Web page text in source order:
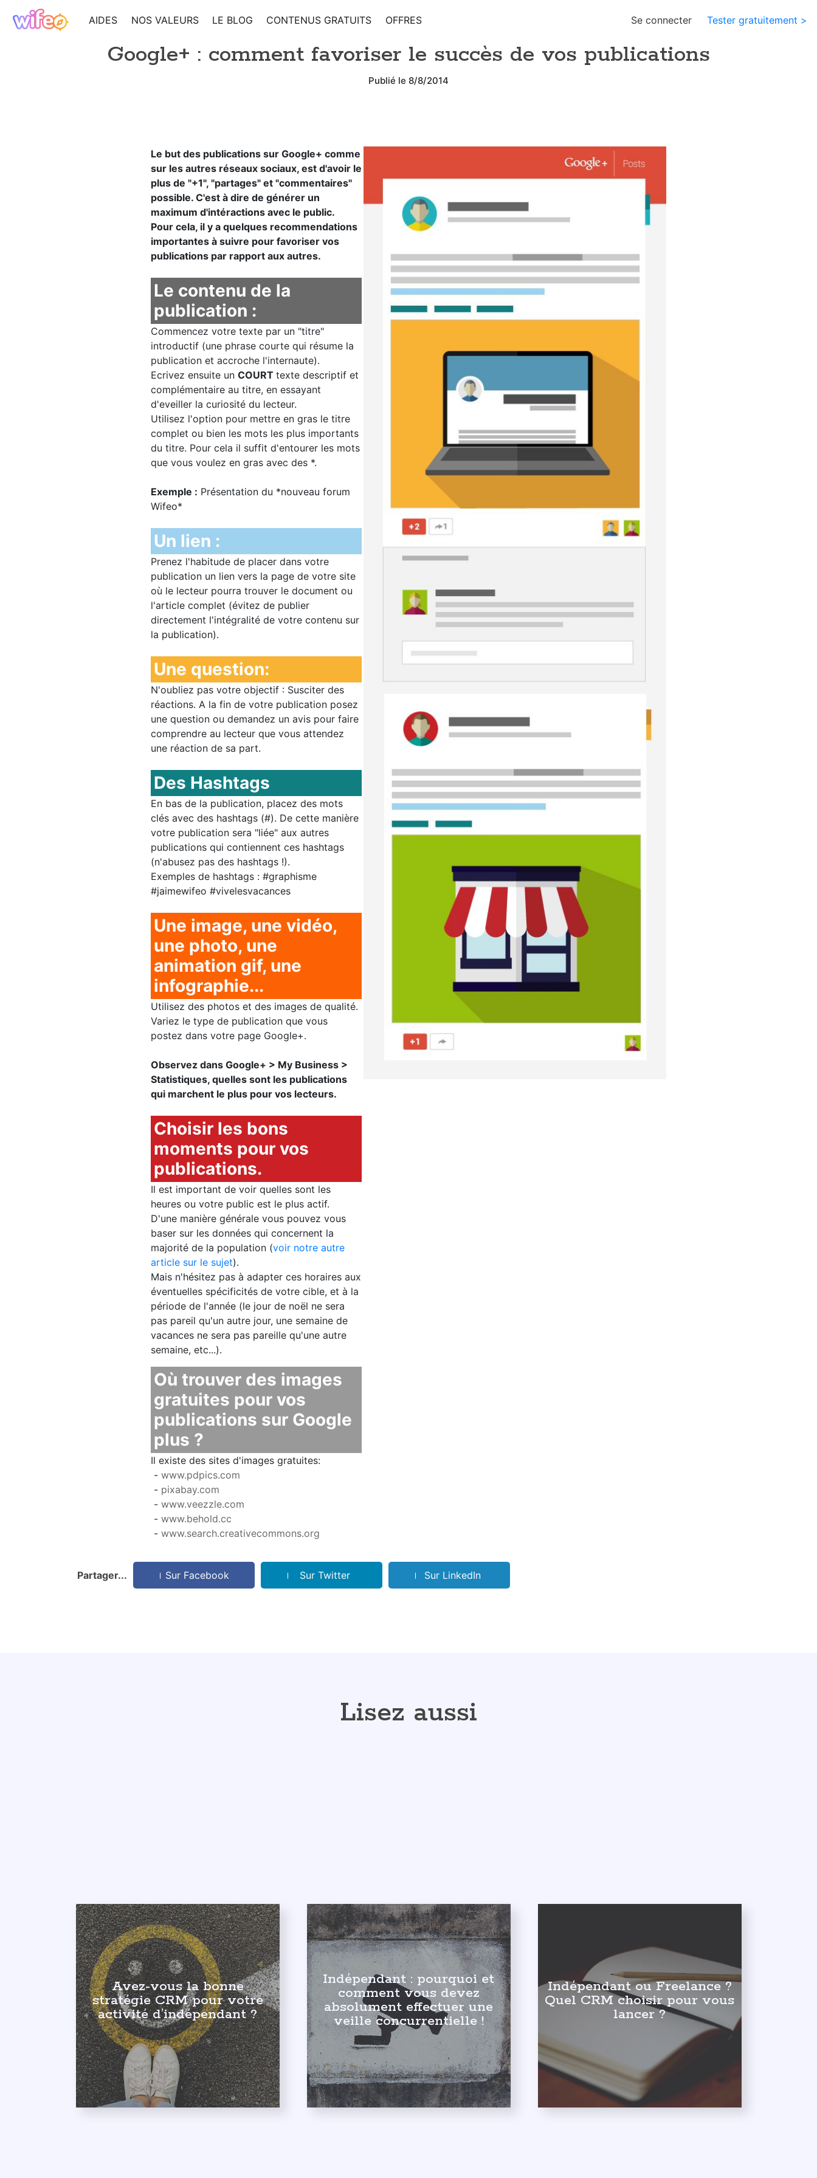
AIDES NOS VALEURS LE BLOG CONTENUS GRATUITS OFFRES Se connecter Tester gratuitement >
Google+ : comment favoriser le succès de vos publications
Publié le 8/8/2014
Le but des publications sur Google+ comme
sur les autres réseaux sociaux, est d'avoir le
plus de "+1", "partages" et "commentaires"
possible. C'est à dire de générer un
maximum d'intéractions avec le public.
Pour cela, il y a quelques recommendations
importantes à suivre pour favoriser vos
publications par rapport aux autres.
Le contenu de la
publication :
Commencez votre texte par un "titre"
introductif (une phrase courte qui résume la
publication et accroche l'internaute).
Ecrivez ensuite un COURT texte descriptif et
complémentaire au titre, en essayant
d'eveiller la curiosité du lecteur.
Utilisez l'option pour mettre en gras le titre
complet ou bien les mots les plus importants
du titre. Pour cela il suffit d'entourer les mots
que vous voulez en gras avec des *.
Exemple : Présentation du *nouveau forum
Wifeo*
Un lien :
Prenez l'habitude de placer dans votre
publication un lien vers la page de votre site
où le lecteur pourra trouver le document ou
l'article complet (évitez de publier
directement l'intégralité de votre contenu sur
la publication).
Une question:
N'oubliez pas votre objectif : Susciter des
réactions. A la fin de votre publication posez
une question ou demandez un avis pour faire
comprendre au lecteur que vous attendez
une réaction de sa part.
Des Hashtags
En bas de la publication, placez des mots
clés avec des hashtags (#). De cette manière
votre publication sera "liée" aux autres
publications qui contiennent ces hashtags
(n'abusez pas des hashtags !).
Exemples de hashtags : #graphisme
#jaimewifeo #vivelesvacances
Une image, une vidéo,
une photo, une
animation gif, une
infographie...
Utilisez des photos et des images de qualité.
Variez le type de publication que vous
postez dans votre page Google+.
Observez dans Google+ > My Business >
Statistiques, quelles sont les publications
qui marchent le plus pour vos lecteurs.
Choisir les bons
moments pour vos
publications.
Il est important de voir quelles sont les
heures ou votre public est le plus actif.
D'une manière générale vous pouvez vous
baser sur les données qui concernent la
majorité de la population (voir notre autre
article sur le sujet).
Mais n'hésitez pas à adapter ces horaires aux
éventuelles spécificités de votre cible, et à la
période de l'année (le jour de noël ne sera
pas pareil qu'un autre jour, une semaine de
vacances ne sera pas pareille qu'une autre
semaine, etc...).
Où trouver des images
gratuites pour vos
publications sur Google
plus ?
Il existe des sites d'images gratuites:
- www.pdpics.com
- pixabay.com
- www.veezzle.com
- www.behold.cc
- www.search.creativecommons.org
Partager... Sur Facebook Sur Twitter Sur LinkedIn
Lisez aussi
Avez-vous la bonne
stratégie CRM pour votre
activité d’indépendant ?
Indépendant : pourquoi et
comment vous devez
absolument effectuer une
veille concurrentielle !
Indépendant ou Freelance ?
Quel CRM choisir pour vous
lancer ?